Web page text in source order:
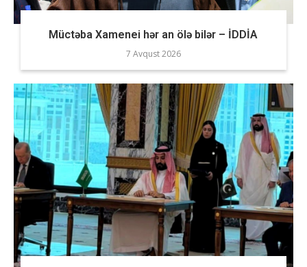
Müctəba Xamenei hər an ölə bilər – İDDİA
7 Avqust 2026